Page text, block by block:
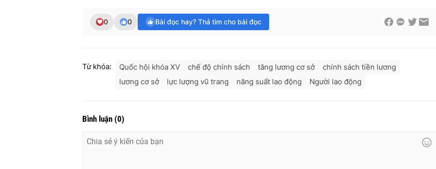
0 0 Bài đọc hay? Thả tim cho bài đọc
Từ khóa: Quốc hội khóa XV chế độ chính sách tăng lương cơ sở
chính sách tiền lương
lương cơ sở
lực lượng vũ trang năng suất lao động Người lao động
Bình luận (0)